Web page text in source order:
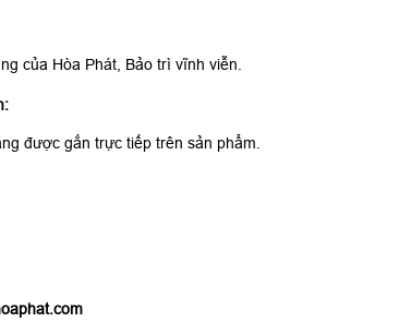
của Hòa Phát, Bảo trì vĩnh viễn.
được gắn trực tiếp trên sản phẩm.